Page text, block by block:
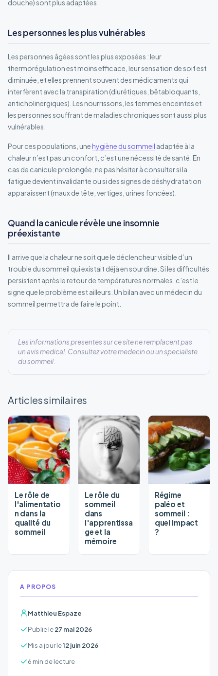
douche) sont plus adaptées.
Les personnes les plus vulnérables
Les personnes âgées sont les plus exposées : leur
thermorégulation est moins efficace, leur sensation de soif est
diminuée, et elles prennent souvent des médicaments qui
interfèrent avec la transpiration (diurétiques, bêtabloquants,
anticholinergiques). Les nourrissons, les femmes enceintes et
les personnes souffrant de maladies chroniques sont aussi plus
vulnérables.
Pour ces populations, unehygiène du sommeil adaptée à la
chaleur n’est pas un confort, c’est une nécessité de santé. En
cas de canicule prolongée, ne pas hésiter à consulter si la
fatigue devient invalidante ou si des signes de déshydratation
apparaissent (maux de tête, vertiges, urines foncées).
Quand la canicule révèle une insomnie
préexistante
Il arrive que la chaleur ne soit que le déclencheur visible d’un
trouble du sommeil qui existait déjà en sourdine. Si les difficultés
persistent après le retour de températures normales, c’est le
signe que le problème est ailleurs. Un bilan avec un médecin du
sommeil permettra de faire le point.
Les informations presentes sur ce site ne remplacent pas
un avis medical. Consultez votre medecin ou un specialiste
du sommeil.
Articles similaires
Le rôle de
l'alimentatio
n dans la
qualité du
sommeil
Le rôle du
sommeil
dans
l'apprentissa
ge et la
mémoire
Régime
paléo et
sommeil :
quel impact
?
A PROPOS
Matthieu Espaze
Publie le27 mai 2026
Mis a jour le12 juin 2026
6 min de lecture